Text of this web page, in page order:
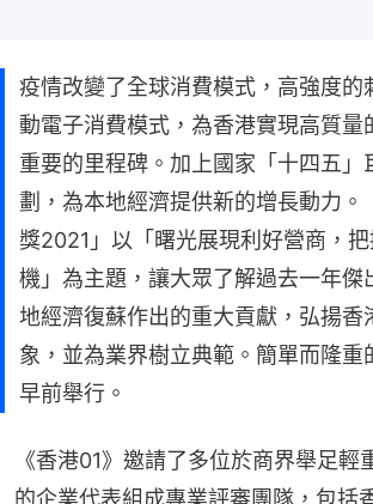
疫情改變了全球消費模式，高強度的
動電子消費模式，為香港實現高質量
重要的里程碑。加上國家「十四五」
劃，為本地經濟提供新的增長動力。
獎2021」以「曙光展現利好營商，
機」為主題，讓大眾了解過去一年傑
地經濟復蘇作出的重大貢獻，弘揚香
象，並為業界樹立典範。簡單而隆重
早前舉行。
《香港01》邀請了多位於商界舉足輕
的企業代表組成專業評審團隊，包括